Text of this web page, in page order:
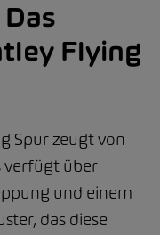
Flying
Spur zeugt von
verfügt über
und einem
das diese